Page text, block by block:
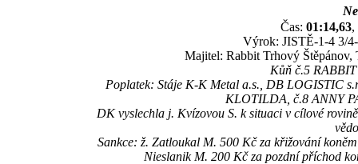
Čas: 01:14,63,
Výrok: JISTĚ-1-4 3/
Majitel: Rabbit Trhový
Kůň č.5
Poplatek: Stáje K-K Metal a.s., DB LOGISTIC
KLOTILDA, č.8 ANNY
DK vyslechla j. Kvízovou S. k situaci v cílové
Sankce: ž. Zatloukal M. 500 Kč za křižování
Nieslanik M. 200 Kč za pozdní příchod